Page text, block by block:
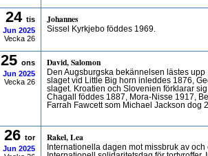
24 tis
Jun 2025
Vecka 26
Johannes
Sissel Kyrkjebo föddes 1969.
25 ons
Jun 2025
Vecka 26
David, Salomon
Den Augsburgska bekännelsen lästes
slaget vid Little Big horn inleddes 1876,
slaget. Kroatien och Slovenien förklarar
Chagall föddes 1887, Mora-Nisse 1917,
Farrah Fawcett som Michael Jackson dog
26 tor
Jun 2025
Rakel, Lea
Internationella dagen mot missbruk av